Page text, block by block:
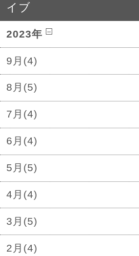
イブ
2023年
9月(4)
8月(5)
7月(4)
6月(4)
5月(5)
4月(4)
3月(5)
2月(4)